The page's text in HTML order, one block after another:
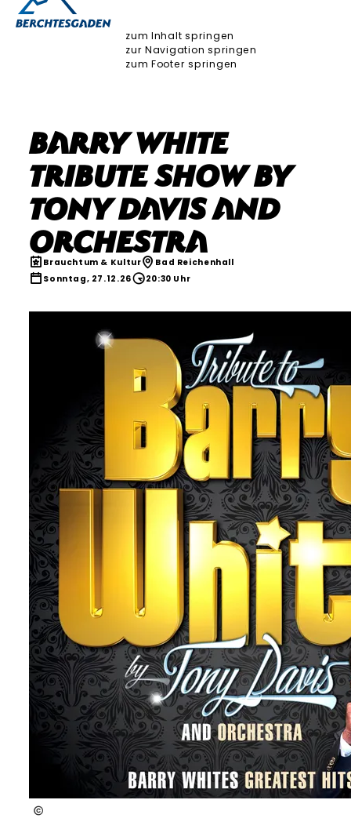
zum Inhalt springen
zur Navigation springen
zum Footer springen
Barry White
Tribute Show by
Tony Davis and
Orchestra
Brauchtum & Kultur
Bad Reichenhall
Sonntag, 27.12.26
20:30 Uhr
Barry White Tribute Show by Tony Davis and Orchestra